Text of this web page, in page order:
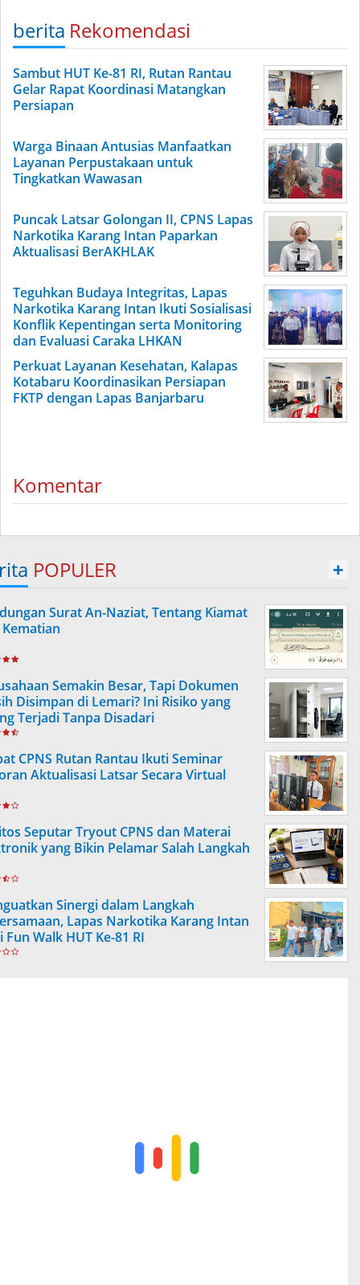
berita Rekomendasi
Sambut HUT Ke-81 RI, Rutan Rantau
Gelar Rapat Koordinasi Matangkan
Persiapan
Warga Binaan Antusias Manfaatkan
Layanan Perpustakaan untuk
Tingkatkan Wawasan
Puncak Latsar Golongan II, CPNS Lapas
Narkotika Karang Intan Paparkan
Aktualisasi BerAKHLAK
Teguhkan Budaya Integritas, Lapas
Narkotika Karang Intan Ikuti Sosialisasi
Konflik Kepentingan serta Monitoring
dan Evaluasi Caraka LHKAN
Perkuat Layanan Kesehatan, Kalapas
Kotabaru Koordinasikan Persiapan
FKTP dengan Lapas Banjarbaru
Komentar
POPULER +
Surat An-Naziat, Tentang Kiamat
Semakin Besar, Tapi Dokumen
Disimpan di Lemari? Ini Risiko yang
Terjadi Tanpa Disadari
CPNS Rutan Rantau Ikuti Seminar
Aktualisasi Latsar Secara Virtual
Seputar Tryout CPNS dan Materai
yang Bikin Pelamar Salah Langkah
Sinergi dalam Langkah
Lapas Narkotika Karang Intan
Walk HUT Ke-81 RI